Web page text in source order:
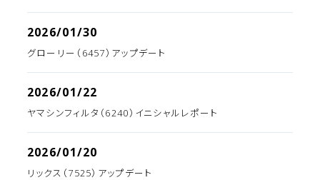
2026/01/30
グローリー（6457）アップデート
2026/01/22
ヤマシンフィルタ（6240）イニシャルレポート
2026/01/20
リックス（7525）アップデート